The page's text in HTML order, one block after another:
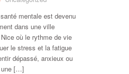
mentale est devenu
dans une ville
où le rythme de vie
le stress et la fatigue
dépassé, anxieux ou
une […]